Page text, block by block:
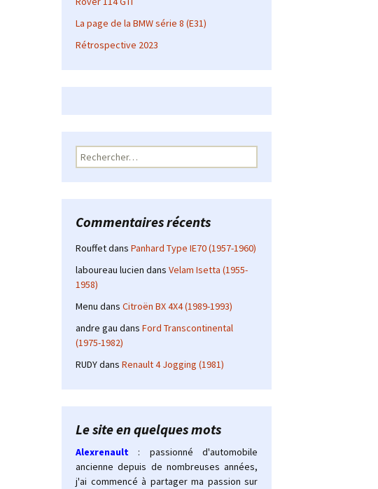
La page de la BMW série 8 (E31)
Rétrospective 2023
Rechercher :
Commentaires récents
Rouffetdans Panhard Type IE70 (1957-1960)
laboureau lucien dans Velam Isetta (1955-
1958)
Menu dans Citroën BX 4X4 (1989-1993)
andre gau dans Ford Transcontinental
(1975-1982)
RUDYdans Renault 4 Jogging (1981)
Le site en quelques mots
Alexrenault
: passionné d'automobile
ancienne depuis de nombreuses années,
j'ai commencé à partager ma passion sur